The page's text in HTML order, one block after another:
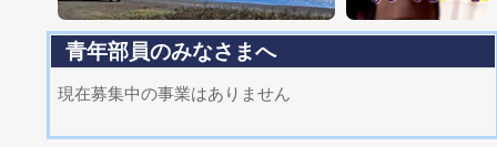
青年部員のみなさまへ
現在募集中の事業はありません